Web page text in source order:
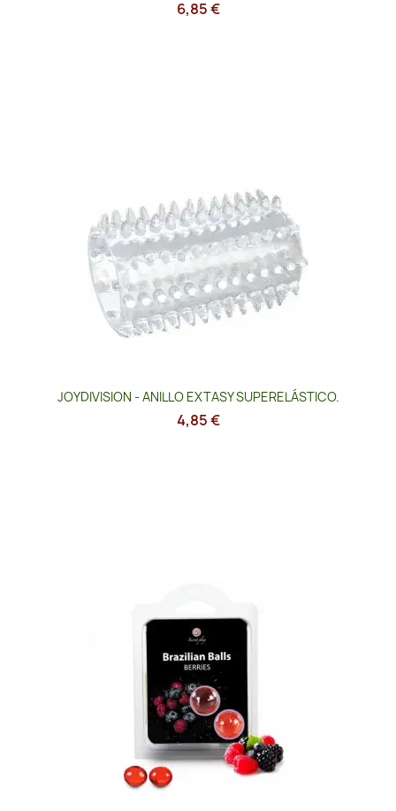
6,85 €
JOYDIVISION - ANILLO EXTASY SUPERELÁSTICO.
4,85 €